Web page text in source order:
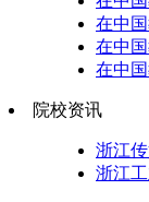
在中
在中
在中
院校资讯
浙江
浙江